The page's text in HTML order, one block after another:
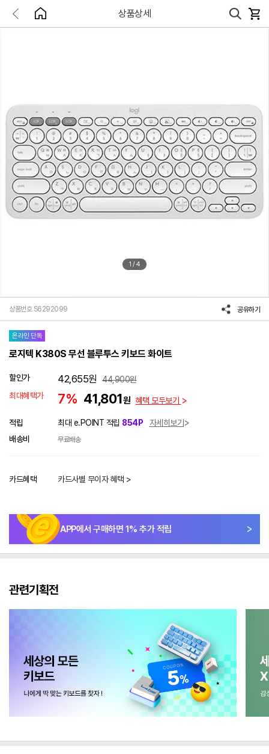
상품상세
1 /4
상품번호 S6292099 공유하기
온라인 단독
로지텍 K380S 무선 블루투스 키보드 화이트
할인가 42,655원 44,900원
최대혜택가
7% 41,801원 혜택 모두보기
적립 최대 e.POINT 적립 854P
자세히보기
배송비
무료배송
카드혜택 카드사별 무이자 혜택 >
APP에서 구매하면 1% 추가 적립
관련기획전